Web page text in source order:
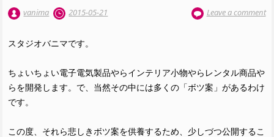
vanima 2015-05-21 Leave a comment
スタジオバニマです。
ちょいちょい電子電気製品やらインテリア小物やらレンタル商品や
らを開発します。で、当然その中には多くの「ボツ案」があるわけ
です。
この度、それら悲しきボツ案を供養するため、少しづつ公開するこ